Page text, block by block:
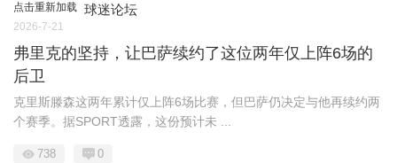
点击重新加载 球迷论坛
2026-7-21
弗里克的坚持，让巴萨续约了这位两年仅上阵6场的
后卫
克里斯滕森这两年累计仅上阵6场比赛，但巴萨仍决定与他再续约两
个赛季。据SPORT透露，这份预计未 ...
738 0